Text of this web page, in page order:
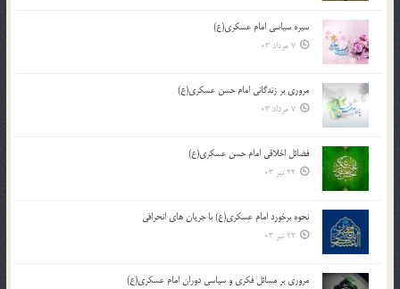
سیره سیاسی امام عسکری(ع)
7 مرداد 03
مروری بر زندگانی امام حسن عسکری(ع)
7 مرداد 03
فضائل اخلاقی امام حسن عسکری(ع)
22 تیر 03
نحوه برخورد امام عسکری(ع) با جریان های انحرافی
22 تیر 03
مروری بر مسائل فکری و سیاسی دوران امام عسکری(ع)